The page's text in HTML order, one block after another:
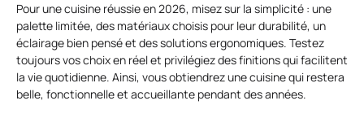
Pour une cuisine réussie en 2026, misez sur la simplicité : une
palette limitée, des matériaux choisis pour leur durabilité, un
éclairage bien pensé et des solutions ergonomiques. Testez
toujours vos choix en réel et privilégiez des finitions qui facilitent
la vie quotidienne. Ainsi, vous obtiendrez une cuisine qui restera
belle, fonctionnelle et accueillante pendant des années.